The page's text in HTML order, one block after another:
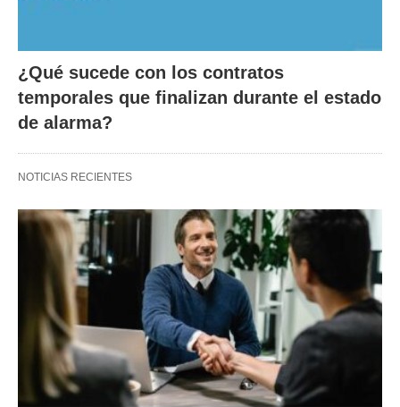
¿Qué sucede con los contratos
temporales que finalizan durante el estado
de alarma?
NOTICIAS RECIENTES